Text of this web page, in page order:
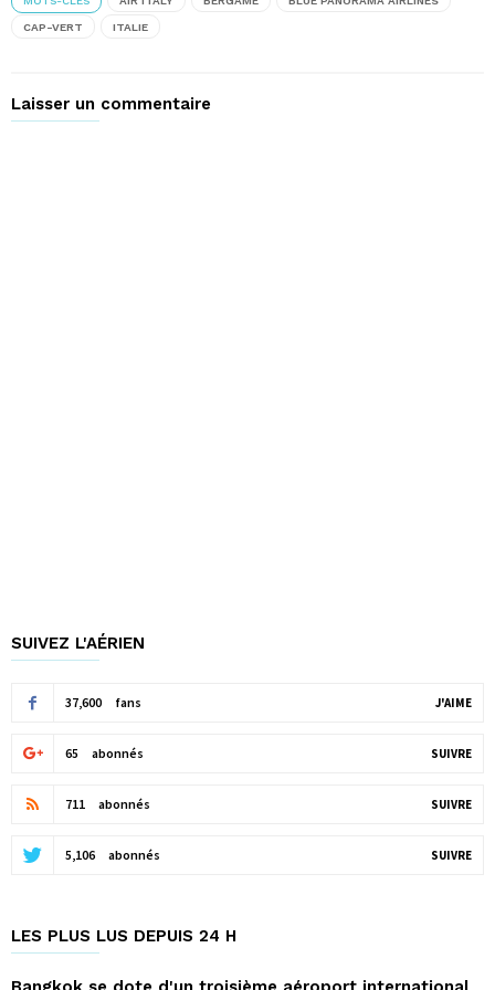
CAP-VERT ITALIE
Laisser un commentaire
SUIVEZ L'AÉRIEN
37,600 fans J'AIME
65 abonnés SUIVRE
711 abonnés SUIVRE
5,106 abonnés SUIVRE
LES PLUS LUS DEPUIS 24 H